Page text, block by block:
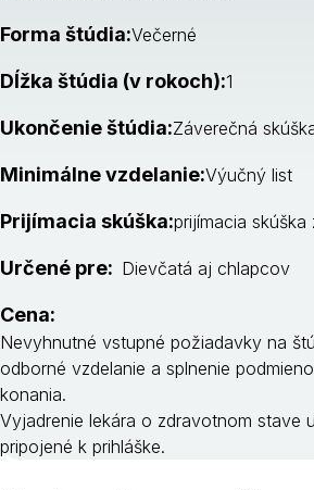
Forma štúdia:Večerné
Dĺžka štúdia (v rokoch):1
Ukončenie štúdia:Záverečná
Minimálne vzdelanie:Výučný list
Prijímacia skúška:prijímacia skúška
Určené pre: Dievčatá aj chlapcov
Cena:
Nevyhnutné vstupné požiadavky na
odborné vzdelanie a splnenie
konania.
Vyjadrenie lekára o zdravotnom stave
pripojené k prihláške.